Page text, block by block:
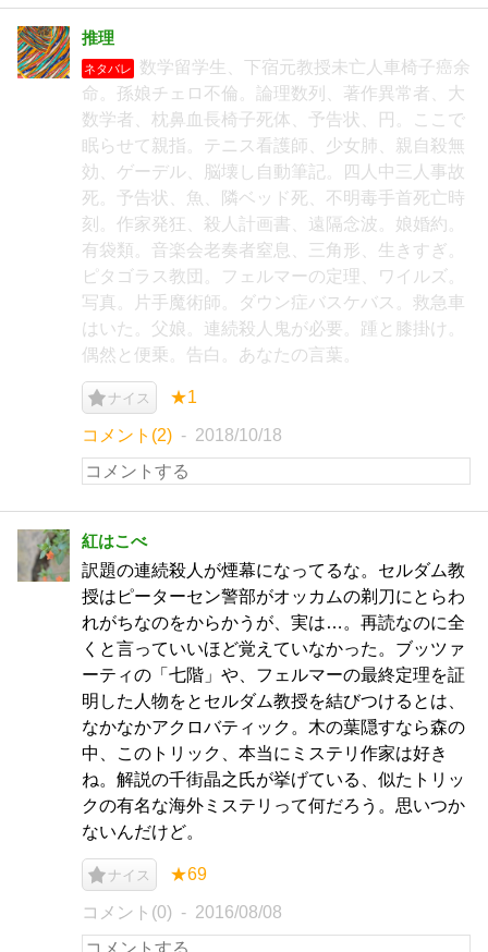
推理
ネタバレ
数学留学生、下宿元教授未亡人車椅子癌余
命。孫娘チェロ不倫。論理数列、著作異常者、大
数学者、枕鼻血長椅子死体、予告状、円。ここで
眠らせて親指。テニス看護師、少女肺、親自殺無
効、ゲーデル、脳壊し自動筆記。四人中三人事故
死。予告状、魚、隣ベッド死、不明毒手首死亡時
刻。作家発狂、殺人計画書、遠隔念波。娘婚約。
有袋類。音楽会老奏者窒息、三角形、生きすぎ。
ピタゴラス教団。フェルマーの定理、ワイルズ。
写真。片手魔術師。ダウン症バスケバス。救急車
はいた。父娘。連続殺人鬼が必要。踵と膝掛け。
偶然と便乗。告白。あなたの言葉。
ナイス ★1
コメント(2) 2018/10/18
紅はこべ
訳題の連続殺人が煙幕になってるな。セルダム教
授はピーターセン警部がオッカムの剃刀にとらわ
れがちなのをからかうが、実は…。再読なのに全
くと言っていいほど覚えていなかった。ブッツァ
ーティの「七階」や、フェルマーの最終定理を証
明した人物をとセルダム教授を結びつけるとは、
なかなかアクロバティック。木の葉隠すなら森の
中、このトリック、本当にミステリ作家は好き
ね。解説の千街晶之氏が挙げている、似たトリッ
クの有名な海外ミステリって何だろう。思いつか
ないんだけど。
ナイス ★69
コメント(0) 2016/08/08